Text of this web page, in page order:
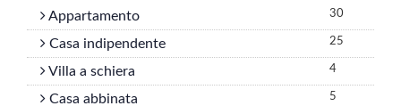
Appartamento 30
Casa indipendente 25
Villa a schiera 4
Casa abbinata 5